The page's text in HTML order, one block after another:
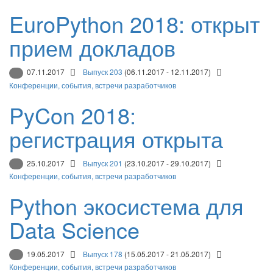
EuroPython 2018: открыт
прием докладов
07.11.2017 Выпуск 203 (06.11.2017 - 12.11.2017)
Конференции, события, встречи разработчиков
PyCon 2018:
регистрация открыта
25.10.2017 Выпуск 201 (23.10.2017 - 29.10.2017)
Конференции, события, встречи разработчиков
Python экосистема для
Data Science
19.05.2017 Выпуск 178 (15.05.2017 - 21.05.2017)
Конференции, события, встречи разработчиков